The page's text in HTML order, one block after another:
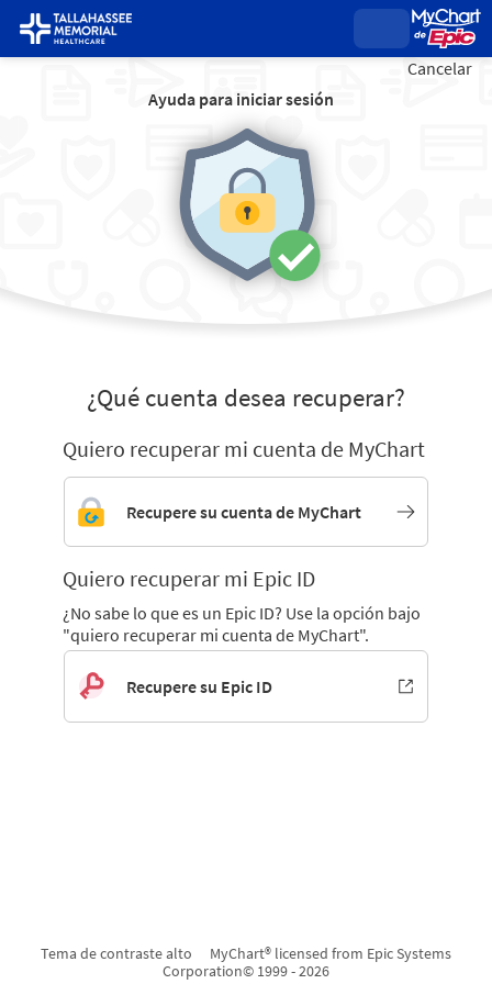
Ayuda para iniciar sesión
Cancelar
¿Qué cuenta desea recuperar?
Quiero recuperar mi cuenta de MyChart
Recupere su cuenta de MyChart
Quiero recuperar mi Epic ID
¿No sabe lo que es un Epic ID? Use la opción bajo
"quiero recuperar mi cuenta de MyChart".
Recupere su Epic ID
Tema de contraste alto
MyChart® licensed from Epic Systems
Corporation© 1999 - 2026